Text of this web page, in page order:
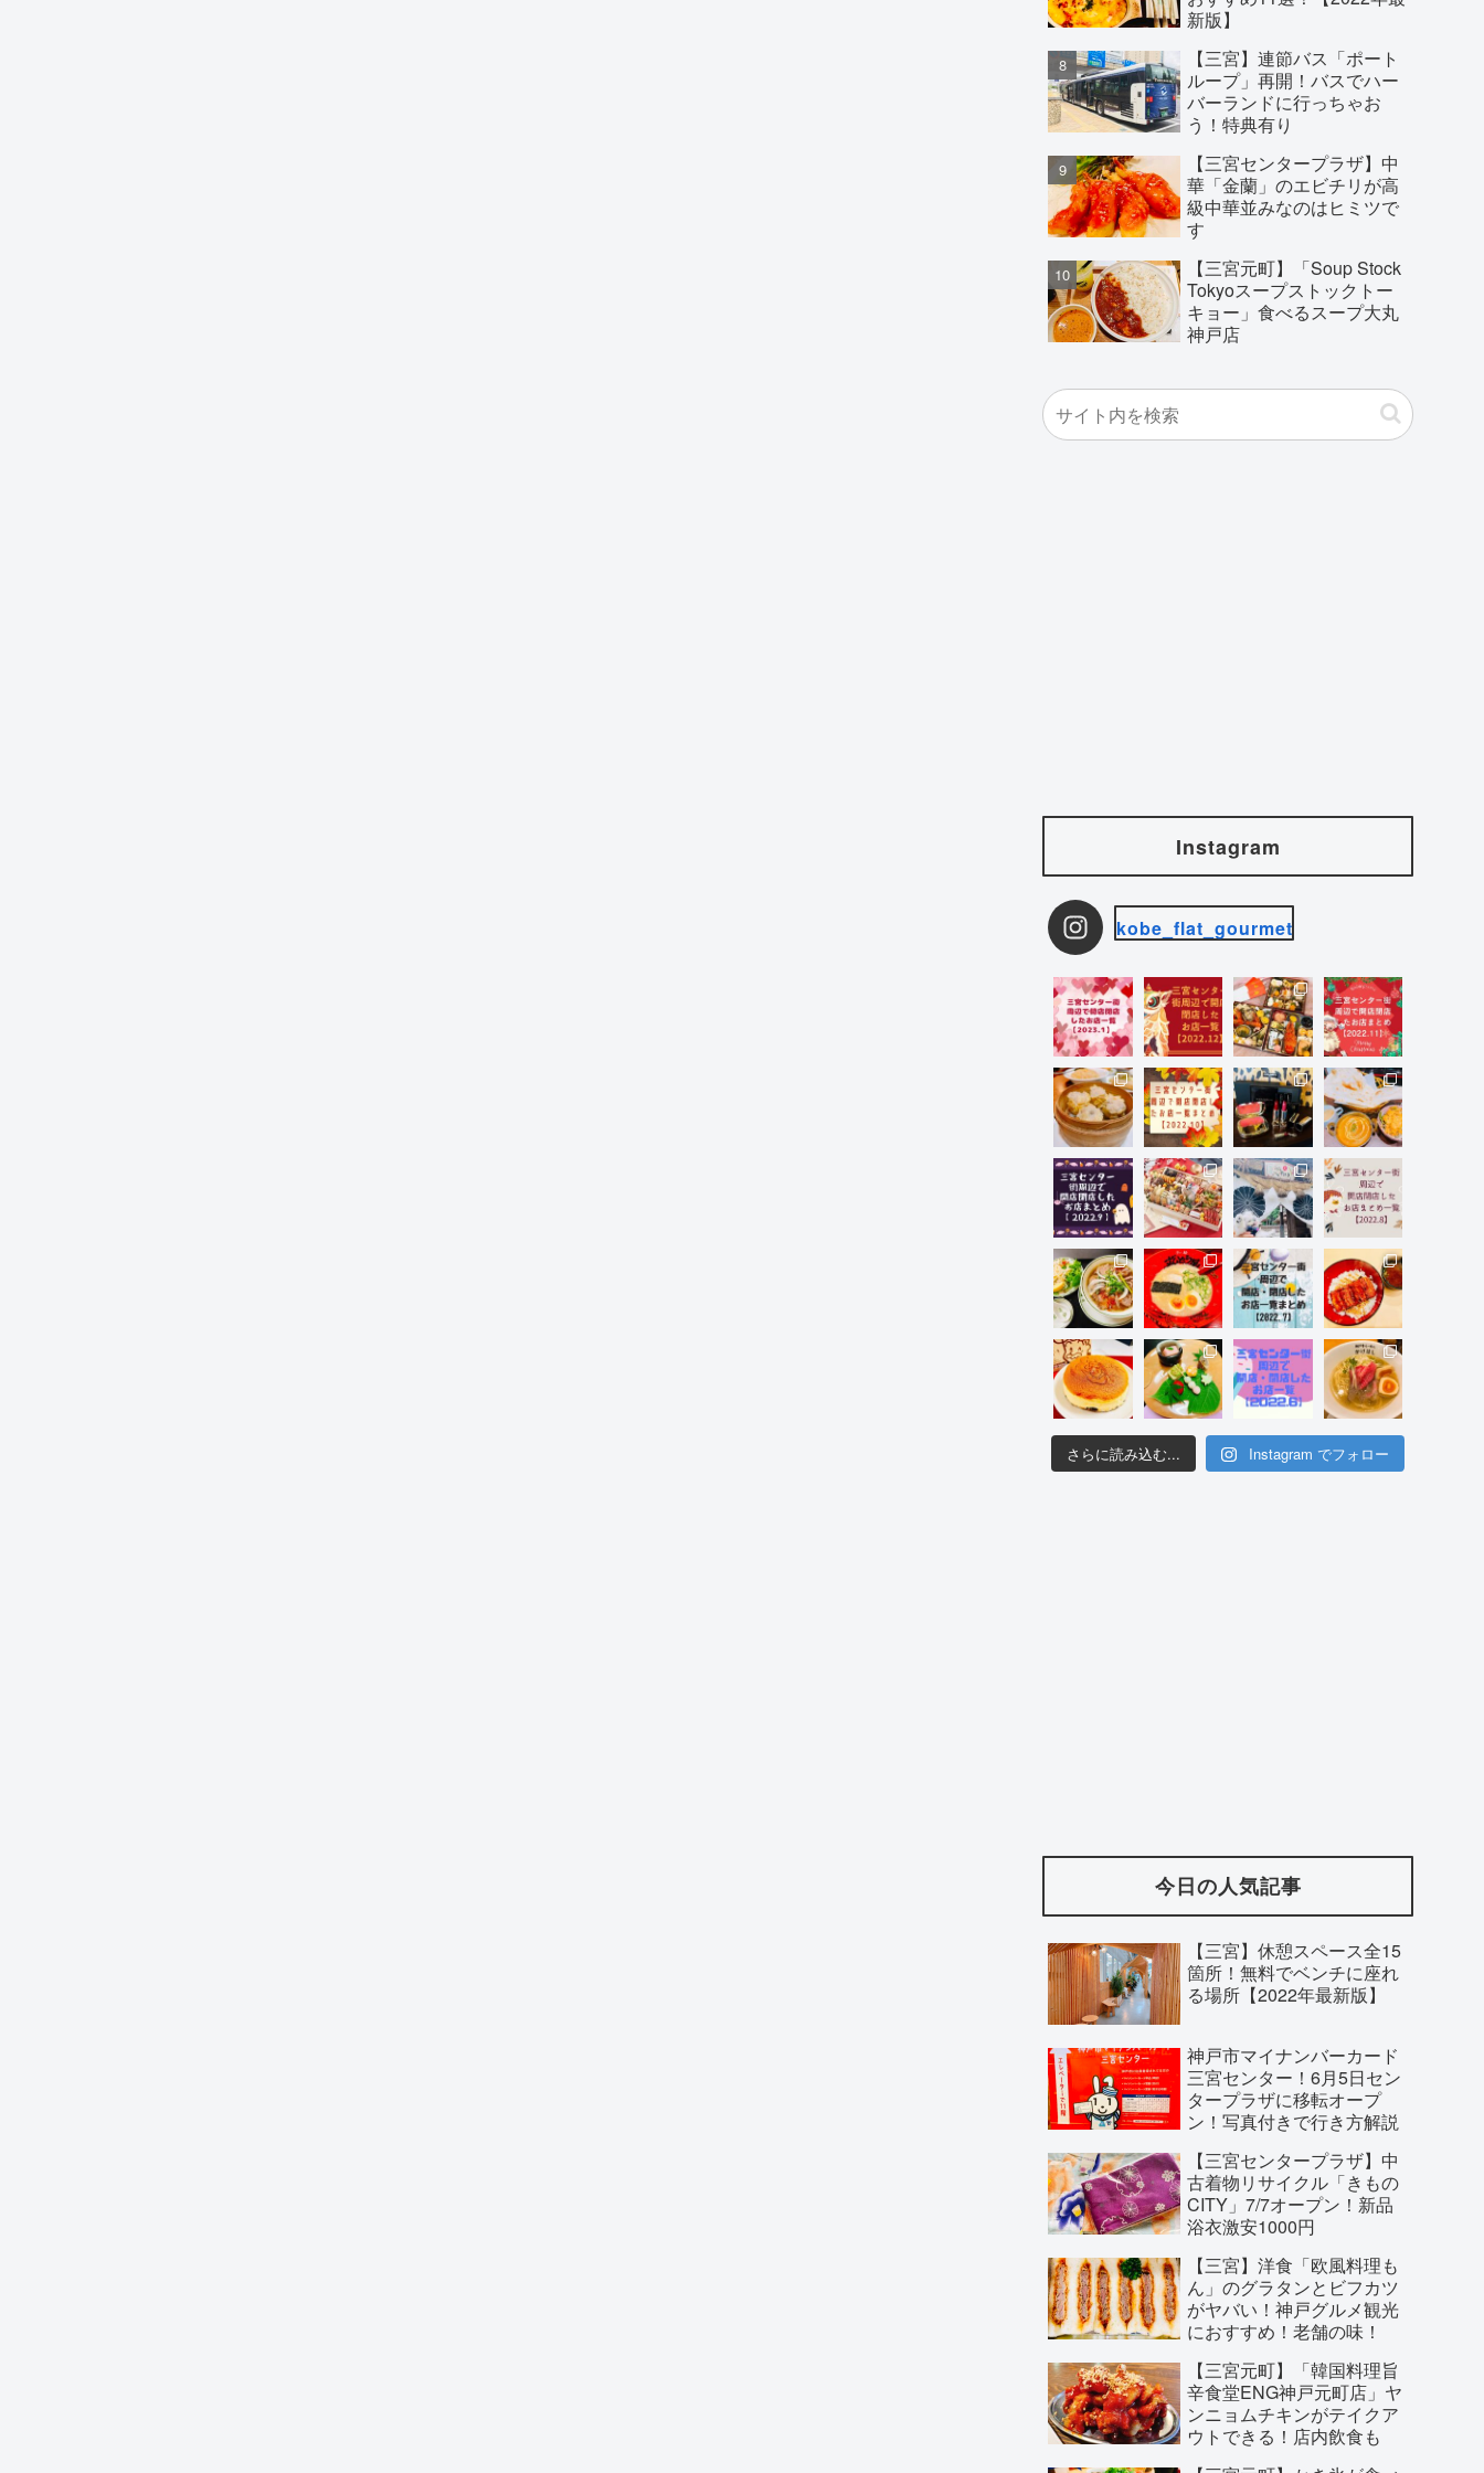
新版】
【三宮】連節バス「ポート
ループ」再開！バスでハー
バーランドに行っちゃお
う！特典有り
【三宮センタープラザ】中
華「金蘭」のエビチリが高
級中華並みなのはヒミツで
す
【三宮元町】「Soup Stock
Tokyoスープストックトー
キョー」食べるスープ大丸
神戸店
Instagram
kobe_flat_gourmet
さらに読み込む... Instagram でフォロー
今日の人気記事
【三宮】休憩スペース全15
箇所！無料でベンチに座れ
る場所【2022年最新版】
神戸市マイナンバーカード
三宮センター！6月5日セン
タープラザに移転オープ
ン！写真付きで行き方解説
【三宮センタープラザ】中
古着物リサイクル「きもの
CITY」7/7オープン！新品
浴衣激安1000円
【三宮】洋食「欧風料理も
ん」のグラタンとビフカツ
がヤバい！神戸グルメ観光
におすすめ！老舗の味！
【三宮元町】「韓国料理旨
辛食堂ENG神戸元町店」ヤ
ンニョムチキンがテイクア
ウトできる！店内飲食も